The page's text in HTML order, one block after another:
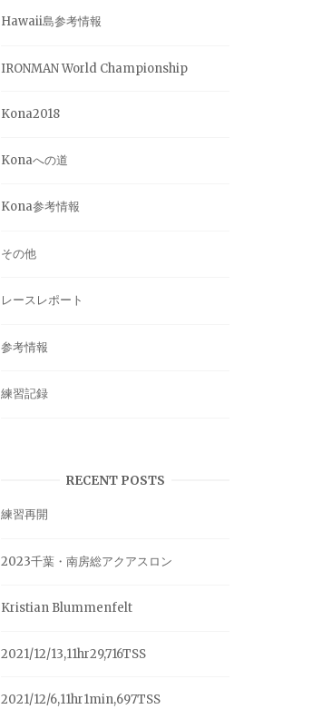
Hawaii島参考情報
IRONMAN World Championship
Kona2018
Konaへの道
Kona参考情報
その他
レースレポート
参考情報
練習記録
RECENT POSTS
練習再開
2023千葉・南房総アクアスロン
Kristian Blummenfelt
2021/12/13,11hr29,716TSS
2021/12/6,11hr1min,697TSS